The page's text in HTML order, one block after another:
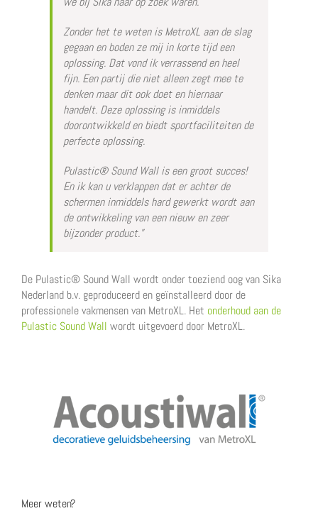
Zonder het te weten is MetroXL aan de slag
gegaan en boden ze mij in korte tijd een
oplossing. Dat vond ik verrassend en heel
fijn. Een partij die niet alleen zegt mee te
denken maar dit ook doet en hiernaar
handelt. Deze oplossing is inmiddels
doorontwikkeld en biedt sportfaciliteiten de
perfecte oplossing.
Pulastic® Sound Wall is een groot succes!
En ik kan u verklappen dat er achter de
schermen inmiddels hard gewerkt wordt aan
de ontwikkeling van een nieuw en zeer
bijzonder product.”
De Pulastic® Sound Wall wordt onder toeziend oog van Sika
Nederland b.v. geproduceerd en geïnstalleerd door de
professionele vakmensen van MetroXL. Het onderhoud aan de
Pulastic Sound Wall wordt uitgevoerd door MetroXL.
Meer weten?